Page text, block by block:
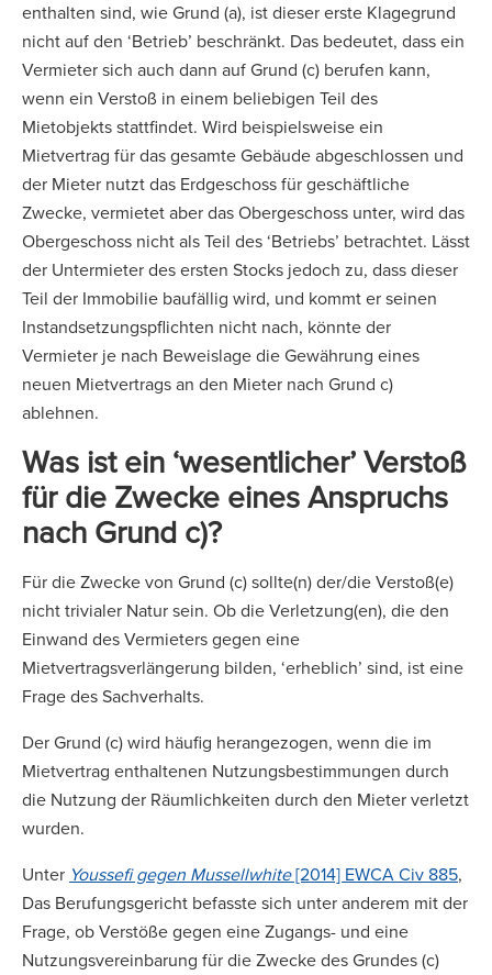
enthalten sind, wie Grund (a), ist dieser erste Klagegrund
nicht auf den ‘Betrieb’ beschränkt. Das bedeutet, dass ein
Vermieter sich auch dann auf Grund (c) berufen kann,
wenn ein Verstoß in einem beliebigen Teil des
Mietobjekts stattfindet. Wird beispielsweise ein
Mietvertrag für das gesamte Gebäude abgeschlossen und
der Mieter nutzt das Erdgeschoss für geschäftliche
Zwecke, vermietet aber das Obergeschoss unter, wird das
Obergeschoss nicht als Teil des ‘Betriebs’ betrachtet. Lässt
der Untermieter des ersten Stocks jedoch zu, dass dieser
Teil der Immobilie baufällig wird, und kommt er seinen
Instandsetzungspflichten nicht nach, könnte der
Vermieter je nach Beweislage die Gewährung eines
neuen Mietvertrags an den Mieter nach Grund c)
ablehnen.
Was ist ein ‘wesentlicher’ Verstoß
für die Zwecke eines Anspruchs
nach Grund c)?
Für die Zwecke von Grund (c) sollte(n) der/die Verstoß(e)
nicht trivialer Natur sein. Ob die Verletzung(en), die den
Einwand des Vermieters gegen eine
Mietvertragsverlängerung bilden, ‘erheblich’ sind, ist eine
Frage des Sachverhalts.
Der Grund (c) wird häufig herangezogen, wenn die im
Mietvertrag enthaltenen Nutzungsbestimmungen durch
die Nutzung der Räumlichkeiten durch den Mieter verletzt
wurden.
Unter Youssefi gegen Mussellwhite[2014] EWCA Civ 885,
Das Berufungsgericht befasste sich unter anderem mit der
Frage, ob Verstöße gegen eine Zugangs- und eine
Nutzungsvereinbarung für die Zwecke des Grundes (c)